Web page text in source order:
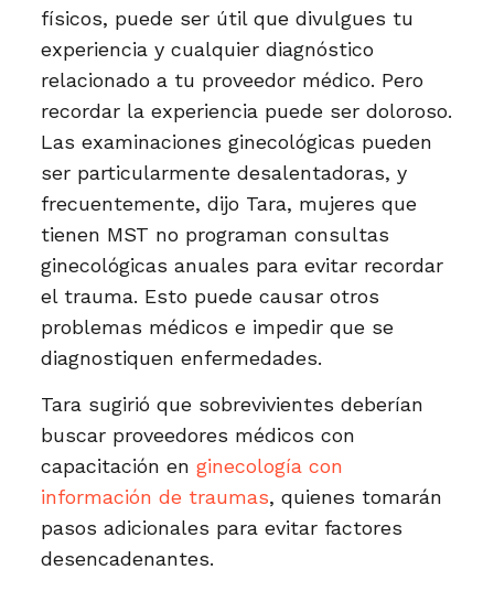
físicos, puede ser útil que divulgues tu
experiencia y cualquier diagnóstico
relacionado a tu proveedor médico. Pero
recordar la experiencia puede ser doloroso.
Las examinaciones ginecológicas pueden
ser particularmente desalentadoras, y
frecuentemente, dijo Tara, mujeres que
tienen MST no programan consultas
ginecológicas anuales para evitar recordar
el trauma. Esto puede causar otros
problemas médicos e impedir que se
diagnostiquen enfermedades.
Tara sugirió que sobrevivientes deberían
buscar proveedores médicos con
capacitación en ginecología con
información de traumas, quienes tomarán
pasos adicionales para evitar factores
desencadenantes.